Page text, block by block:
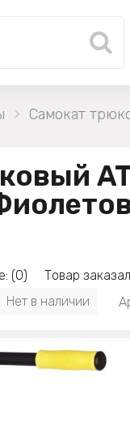
Самокат
(0)
Товар
Нет в наличии